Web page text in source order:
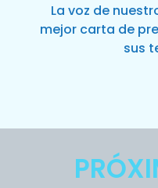
La voz de
mejor carta de
sus